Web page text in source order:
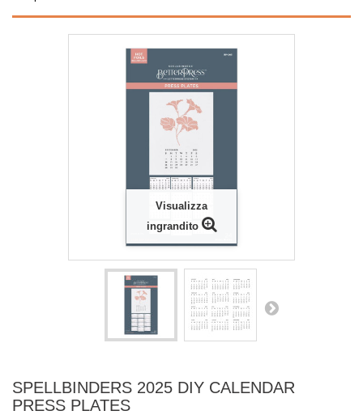
Visualizza
ingrandito
SPELLBINDERS 2025 DIY CALENDAR
PRESS PLATES